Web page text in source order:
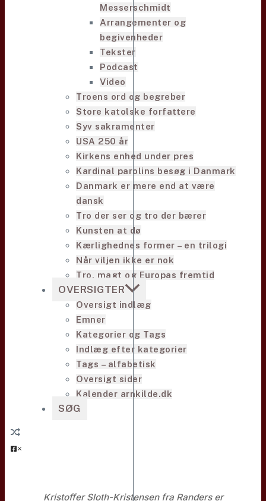
Messerschmidt
Arrangementer og
begivenheder
Tekster
Podcast
Video
Troens ord og begreber
Store katolske forfattere
Syv sakramenter
USA 250 år
Kirkens enhed under pres
Kardinal parolins besøg i Danmark
Danmark er mere end at være
dansk
Tro der ser og tro der bærer
Kunsten at dø
Kærlighednes former – en trilogi
Når viljen ikke er nok
Tro, magt og Europas fremtid
OVERSIGTER
Oversigt indlæg
Emner
Kategorier og Tags
Indlæg efter kategorier
Tags – alfabetisk
Oversigt sider
Kalender arnkilde.dk
SØG
Kristoffer Sloth-Kristensen fra Randers er